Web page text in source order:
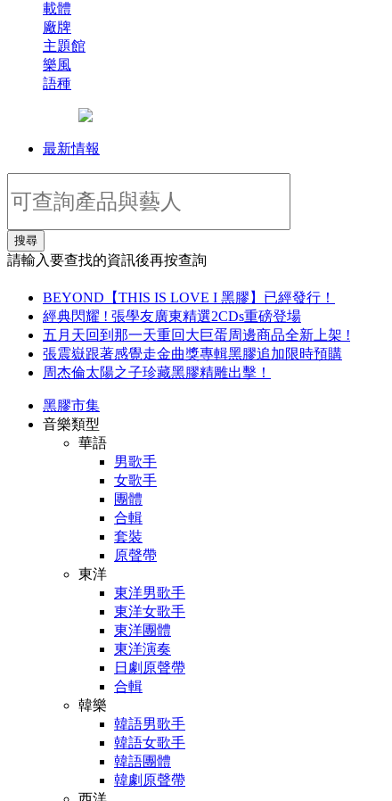
載體
廠牌
主題館
樂風
語種
最新情報
搜尋
請輸入要查找的資訊後再按查詢
BEYOND【THIS IS LOVE I 黑膠】已經發行！
經典閃耀 ! 張學友廣東精選2CDs重磅登場
五月天回到那一天重回大巨蛋周邊商品全新上架 !
張震嶽跟著感覺走金曲獎專輯黑膠追加限時預購
周杰倫太陽之子珍藏黑膠精雕出擊！
黑膠市集
音樂類型
華語
男歌手
女歌手
團體
合輯
套裝
原聲帶
東洋
東洋男歌手
東洋女歌手
東洋團體
東洋演奏
日劇原聲帶
合輯
韓樂
韓語男歌手
韓語女歌手
韓語團體
韓劇原聲帶